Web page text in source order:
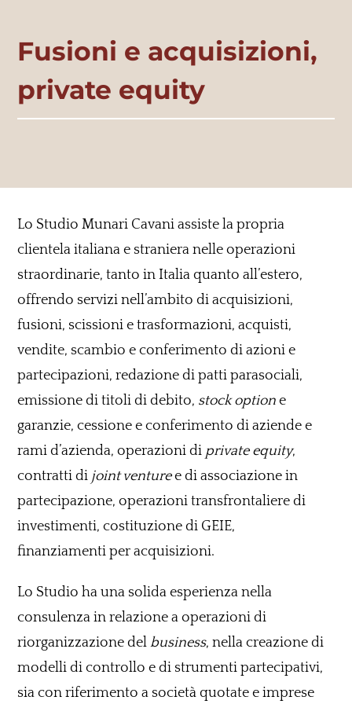
Fusioni e acquisizioni,
private equity
Lo Studio Munari Cavani assiste la propria
clientela italiana e straniera nelle operazioni
straordinarie, tanto in Italia quanto all’estero,
offrendo servizi nell’ambito di acquisizioni,
fusioni, scissioni e trasformazioni, acquisti,
vendite, scambio e conferimento di azioni e
partecipazioni, redazione di patti parasociali,
emissione di titoli di debito, stock optione
garanzie, cessione e conferimento di aziende e
rami d’azienda, operazioni di private equity,
contratti di joint venturee di associazione in
partecipazione, operazioni transfrontaliere di
investimenti, costituzione di GEIE,
finanziamenti per acquisizioni.
Lo Studio ha una solida esperienza nella
consulenza in relazione a operazioni di
riorganizzazione del business, nella creazione di
modelli di controllo e di strumenti partecipativi,
sia con riferimento a società quotate e imprese